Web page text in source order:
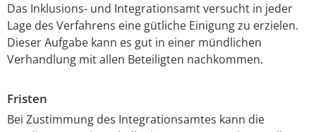
Das Inklusions- und Integrationsamt versucht in jeder
Lage des Verfahrens eine gütliche Einigung zu erzielen.
Dieser Aufgabe kann es gut in einer mündlichen
Verhandlung mit allen Beteiligten nachkommen.
Fristen
Bei Zustimmung des Integrationsamtes kann die